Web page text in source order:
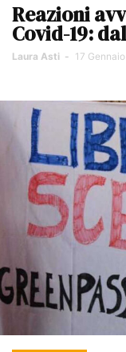
Reazioni
Covid-19:
Laura Asti - 17